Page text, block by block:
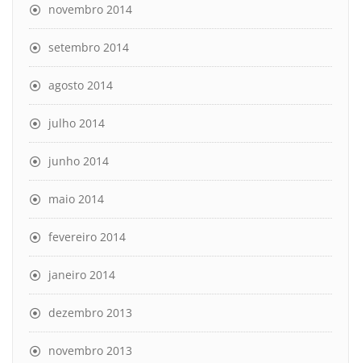
novembro 2014
setembro 2014
agosto 2014
julho 2014
junho 2014
maio 2014
fevereiro 2014
janeiro 2014
dezembro 2013
novembro 2013